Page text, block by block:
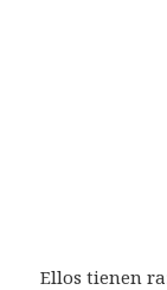
Ellos tienen